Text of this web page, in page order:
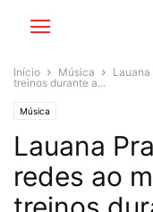
Início Música
treinos durante a...
Música
Lauana
redes ao